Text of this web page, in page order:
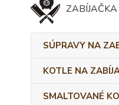
ZABÍJAČKA
SÚPRAVY NA
KOTLE NA
SMALTOVANÉ